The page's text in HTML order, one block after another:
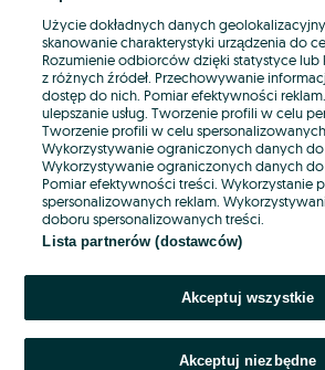
E-mail
Hasło
Nie pamiętasz hasła?
Zaloguj się
Użycie dokładnych danych
skanowanie charakterystyki urządzenia do
Rozumienie odbiorców dzięki statystyce
z różnych źródeł. Przechowywanie
dostęp do nich. Pomiar efektywności
ulepszanie usług. Tworzenie profili w celu
Tworzenie profili w celu spersonalizowanych
Wykorzystywanie ograniczonych danych
Wykorzystywanie ograniczonych danych
Pomiar efektywności treści. Wykorzystanie
spersonalizowanych reklam.
doboru spersonalizowanych treści.
Lista partnerów (dostawców)
Akceptuj wszystkie
Akceptuj niezbędne